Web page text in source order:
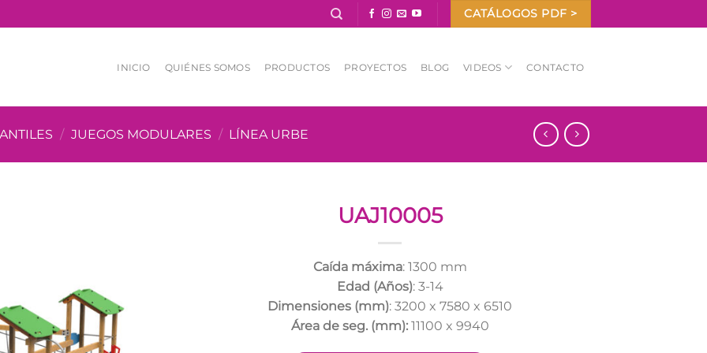
CATÁLOGOS PDF >
INICIO QUIÉNES SOMOS PRODUCTOS PROYECTOS BLOG VIDEOS CONTACTO
/ JUEGOS MODULARES / LÍNEA URBE
UAJ10005
Caída máxima: 1300 mm
Edad (Años): 3-14
Dimensiones (mm): 3200 x 7580 x 6510
Área de seg. (mm): 11100 x 9940